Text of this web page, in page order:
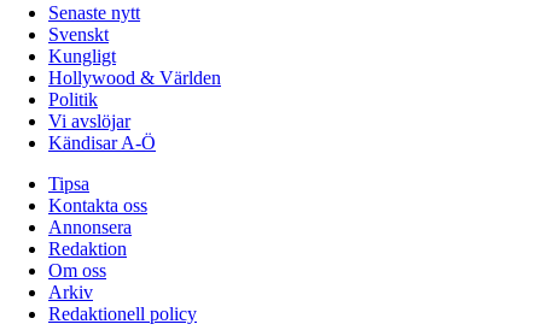
Senaste nytt
Svenskt
Kungligt
Hollywood & Världen
Politik
Vi avslöjar
Kändisar A-Ö
Tipsa
Kontakta oss
Annonsera
Redaktion
Om oss
Arkiv
Redaktionell policy